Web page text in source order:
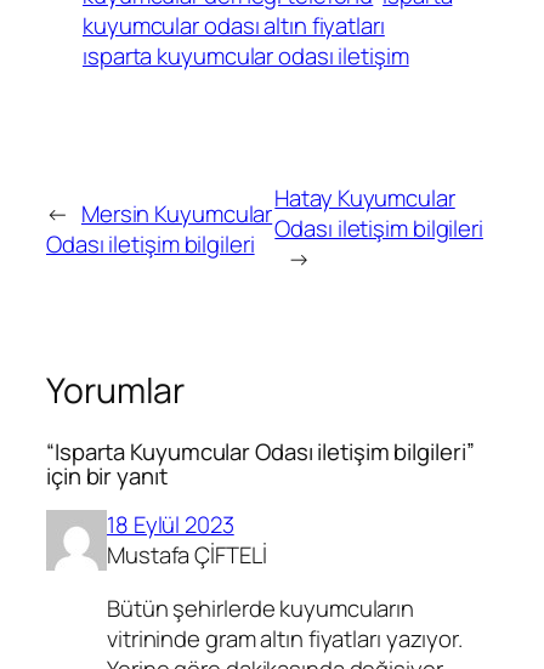
kuyumcular odası altın fiyatları
ısparta kuyumcular odası iletişim
← Mersin Kuyumcular
Odası iletişim bilgileri
Hatay Kuyumcular
Odası iletişim bilgileri
→
Yorumlar
“Isparta Kuyumcular Odası iletişim bilgileri”
için bir yanıt
18 Eylül 2023
Mustafa ÇİFTELİ
Bütün şehirlerde kuyumcuların
vitrininde gram altın fiyatları yazıyor.